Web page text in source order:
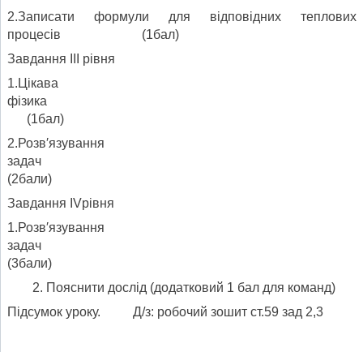
2.Записати формули для відповідних теплових
процесів (1бал)
Завдання ІІІ рівня
1.Цікава
фізика
(1бал)
2.Розв′язування
задач
(2бали)
Завдання ІVрівня
1.Розв′язування
задач
(3бали)
Пояснити дослід (додатковий 1 бал для команд)
Підсумок уроку. Д/з: робочий зошит ст.59 зад 2,3